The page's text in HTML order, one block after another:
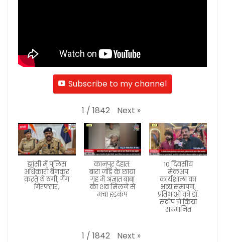
Subscribe to my channel
1 / 1842 Next »
झांसी में पुलिस
अधिकारी बनकर
करते थे ठगी, गैंग
गिरफ्तार,
कानपुर देहात:
बारा जोड़ के छाया
गृह में अज्ञात बाबा
का शव मिलने से
मचा हड़कंप
10 दिवसीय
मेकअप
कार्यशाला का
भव्य समापन,
प्रतिभाओं को डॉ.
संदीप ने किया
सम्मानित
1 / 1842 Next »